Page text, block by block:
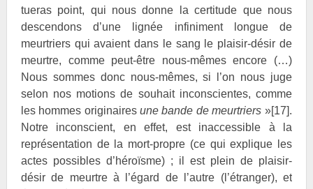
tueras point, qui nous donne la certitude que nous
descendons d’une lignée infiniment longue de
meurtriers qui avaient dans le sang le plaisir-désir de
meurtre, comme peut-être nous-mêmes encore (…)
Nous sommes donc nous-mêmes, si l’on nous juge
selon nos motions de souhait inconscientes, comme
les hommes originaires une bande de meurtriers»[17].
Notre inconscient, en effet, est inaccessible à la
représentation de la mort-propre (ce qui explique les
actes possibles d’héroïsme) ; il est plein de plaisir-
désir de meurtre à l’égard de l’autre (l’étranger), et